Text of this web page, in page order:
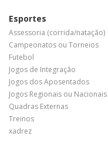
Esportes
Assessoria (corrida/natação)
Campeonatos ou Torneios
Futebol
Jogos de Integração
Jogos dos Aposentados
Jogos Regionais ou Nacionais
Quadras Externas
Treinos
xadrez